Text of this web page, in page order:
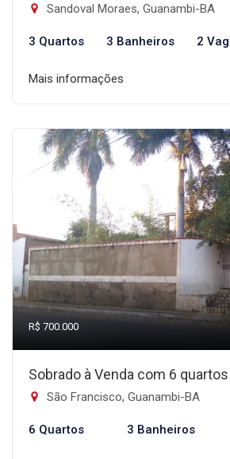
Sandoval Moraes, Guanambi-BA
3 Quartos 3 Banheiros 2
Mais informações
R$ 700.000
Sobrado à Venda com 6 quartos
São Francisco, Guanambi-BA
6 Quartos 3 Banheiros